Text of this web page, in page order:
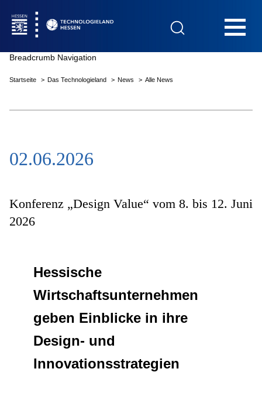
Das Technologieland
Innovationsfelder
Netzwerke
Breadcrumb Navigation
Startseite Das Technologieland News Alle News
02.06.2026
Konferenz „Design Value“ vom 8. bis 12. Juni
2026
Hessische
Wirtschaftsunternehmen
geben Einblicke in ihre
Design- und
Innovationsstrategien